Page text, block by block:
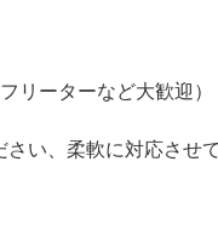
リーターなど大歓迎）
い、柔軟に対応させ